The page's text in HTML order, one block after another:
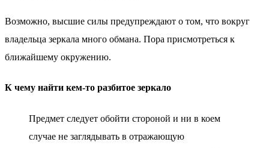
Возможно, высшие силы предупреждают о том, что вокруг
владельца зеркала много обмана. Пора присмотреться к
ближайшему окружению.
К чему найти кем-то разбитое зеркало
Предмет следует обойти стороной и ни в коем
случае не заглядывать в отражающую